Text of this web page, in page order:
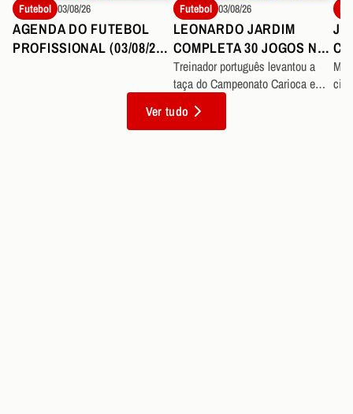
Futebol 03/08/26
AGENDA DO FUTEBOL
PROFISSIONAL (03/08/26
Futebol 03/08/26
LEONARDO JARDIM
COMPLETA 30 JOGOS NO
COMANDO DO
FLAMENGO COM
APROVEITAMENTO
SUPERIOR A 72%
Treinador português levantou a
taça do Campeonato Carioca e
Querido
Ver tudo